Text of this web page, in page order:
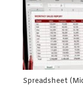
Spreadsheet